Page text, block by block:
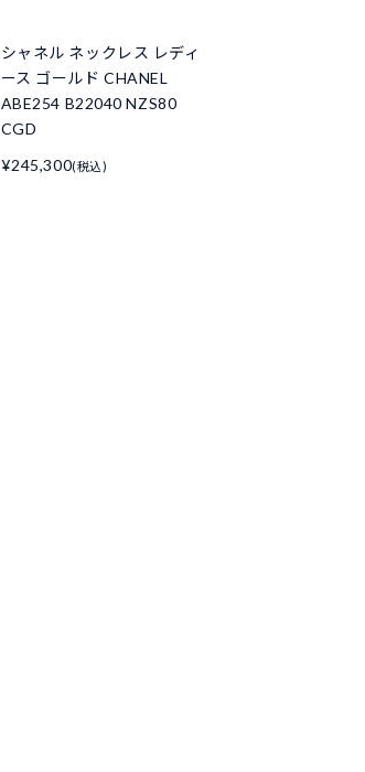
シャネル ネックレス レディ
ース ゴールド CHANEL
ABE254 B22040 NZS80
CGD
¥245,300(税込)